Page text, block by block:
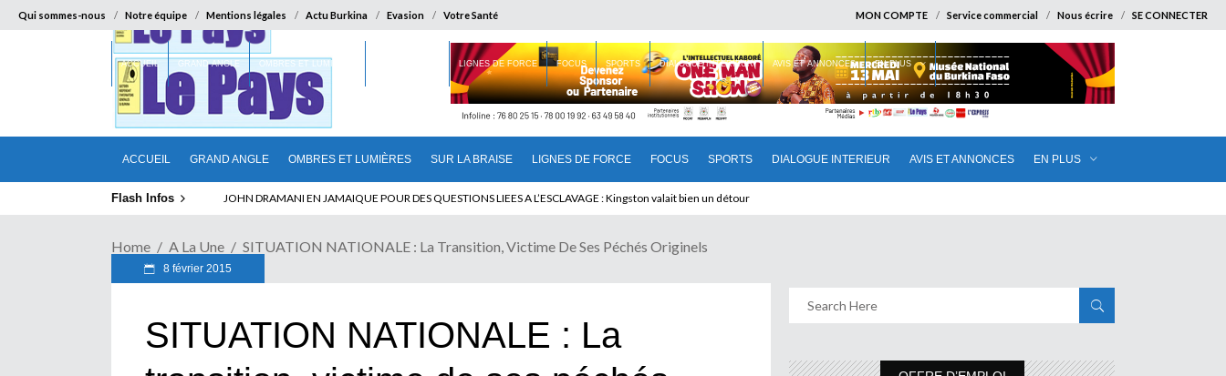
Qui sommes-nous Notre équipe Mentions légales Actu Burkina Evasion Votre Santé MON COMPTE Service commercial Nous écrire SE CONNECTER
ACCUEIL GRAND ANGLE OMBRES ET LUMIÈRES SUR LA BRAISE LIGNES DE FORCE FOCUS SPORTS DIALOGUE INTERIEUR AVIS ET ANNONCES EN PLUS
ACCUEIL GRAND ANGLE OMBRES ET LUMIÈRES LIGNES DE FORCE FOCUS SPORTS DIALOGUE INTERIEUR AVIS ET ANNONCES EN PLUS
Flash Infos JOHN DRAMANI EN JAMAIQUE POUR DES QUESTIONS LIEES A L’ESCLAVAGE : Kingston valait bien un détour
Home A La Une SITUATION NATIONALE : La Transition, Victime De Ses Péchés Originels
8 février 2015
SITUATION NATIONALE : La